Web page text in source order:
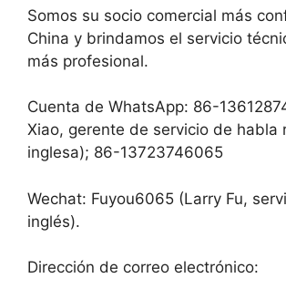
Somos su socio comercial más
China y brindamos el servicio
más profesional.
Cuenta de WhatsApp: 86-
Xiao, gerente de servicio de habla
inglesa); 86-13723746065
Wechat: Fuyou6065 (Larry Fu,
inglés).
Dirección de correo electrónico: